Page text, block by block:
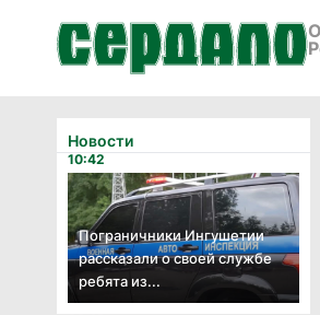
Новости
10:42
Пограничники Ингушетии
рассказали о своей службе
ребята из...